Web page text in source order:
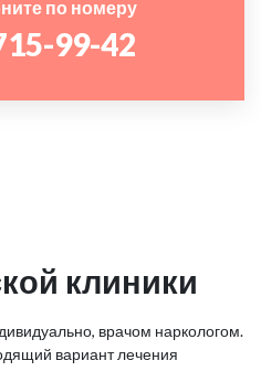
по номеру
99-42
клиники
врачом наркологом.
вариант лечения